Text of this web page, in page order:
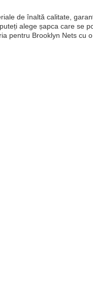
de înaltă calitate,
alege șapca care se
pentru Brooklyn Nets cu